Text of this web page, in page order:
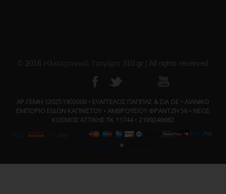
© 2016 Ηλεκτρονικό Τσιγάρο 310.gr | All rights reserved
ΑΡ.ΓΕΜΗ:120251903000 • ΕΥΑΓΓΕΛΟΣ ΠΑΠΠΑΣ & ΣΙΑ ΟΕ • ΛΙΑΝΙΚΟ
ΕΜΠΟΡΙΟ ΕΙΔΩΝ ΚΑΠΝΙΣΤΟΥ • ΑΜΒΡΟΥΣΙΟΥ ΦΡΑΝΤΖΗ 56 • ΝΕΟΣ
ΚΟΣΜΟΣ ΑΤΤΙΚΗΣ ΤΚ 11744 • 2109246682